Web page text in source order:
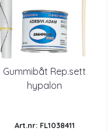
Gummibåt Rep.sett
hypalon
Art.nr: FL1038411